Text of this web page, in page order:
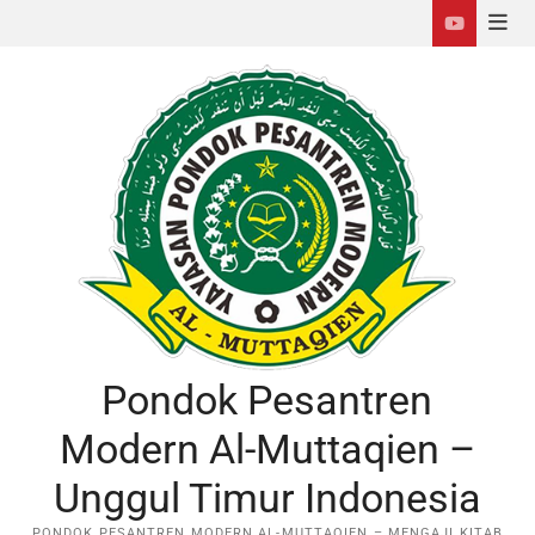
Pondok Pesantren
Modern Al-Muttaqien –
Unggul Timur Indonesia